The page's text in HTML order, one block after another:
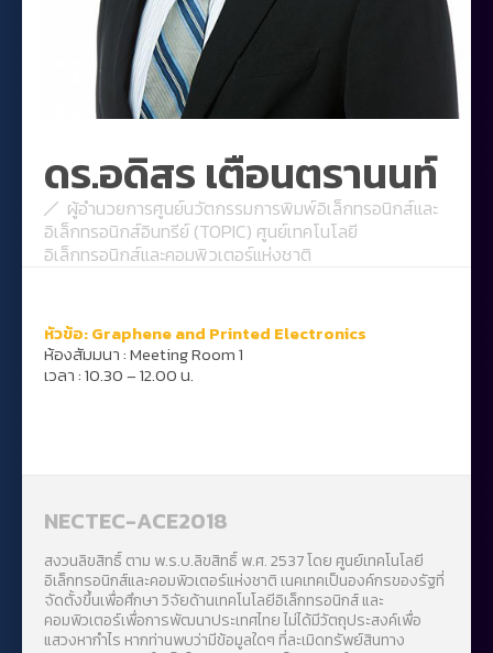
ดร.อดิสร เตือนตรานนท์
ผู้อำนวยการศูนย์นวัตกรรมการพิมพ์อิเล็กทรอนิกส์และ
อิเล็กทรอนิกส์อินทรีย์ (TOPIC) ศูนย์เทคโนโลยี
อิเล็กทรอนิกส์และคอมพิวเตอร์แห่งชาติ
หัวข้อ: Graphene and Printed Electronics
ห้องสัมมนา : Meeting Room 1
เวลา : 10.30 – 12.00 น.
NECTEC-ACE2018
สงวนลิขสิทธิ์ ตาม พ.ร.บ.ลิขสิทธิ์ พ.ศ. 2537 โดย ศูนย์เทคโนโลยี
อิเล็กทรอนิกส์และคอมพิวเตอร์แห่งชาติ เนคเทคเป็นองค์กรของรัฐที่
จัดตั้งขึ้นเพื่อศึกษา วิจัยด้านเทคโนโลยีอิเล็กทรอนิกส์ และ
คอมพิวเตอร์เพื่อการพัฒนาประเทศไทย ไม่ได้มีวัตถุประสงค์เพื่อ
แสวงหากำไร หากท่านพบว่ามีข้อมูลใดๆ ที่ละเมิดทรัพย์สินทาง